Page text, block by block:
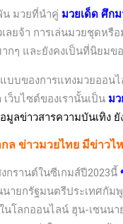
น มวยที่นำคู่ มวยเด็ด ศึก
ลยจ้า การเล่นมวยชุดห
กๆ และยังคงเป็นที่นิยมข
บบของการแทงมวยออน
เว็บไซต์ของเรานั้นเป็น ม
มูลข่าวสารความบันเทิ
ล ข่าวมวยไทย มีข่าวไ
กรานต์ในซีเกมส์ปี2023นี้
นายกรัฐมนตรีประเทศ
นโลกออนไลน์ ฮุน-เซนน